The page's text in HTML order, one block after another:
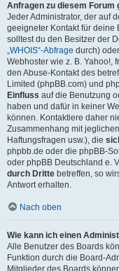
Anfragen zu diesem Forum
Jeder Administrator, der auf
geeigneter Kontakt für deine
solltest du den Besitzer der
„WHOIS“-Abfrage durch)
Webhoster wie z. B. Yahoo!,
den Abuse-Kontakt des
Limited (phpBB.com) und
Einfluss auf die Benutzung
haben und dafür in keiner
können. Kontaktiere daher
Zusammenhang mit
Haftungsfragen usw.), die
phpbb.de oder die phpBB-
oder phpBB Deutschland e.
durch Dritte betreffen, so
Antwort erhalten.
Nach oben
Wie kann ich einen
Alle Benutzer des Boards
Funktion durch die Board-
Mitglieder des Boards